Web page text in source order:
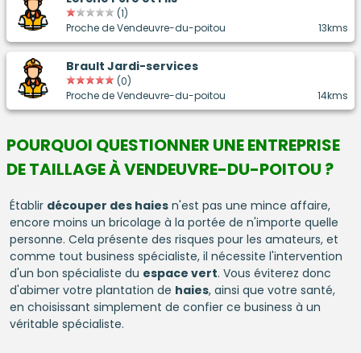
(1)
Proche de Vendeuvre-du-poitou
13kms
Brault Jardi-services
(0)
Proche de Vendeuvre-du-poitou
14kms
POURQUOI QUESTIONNER UNE ENTREPRISE
DE TAILLAGE À VENDEUVRE-DU-POITOU ?
Établir découper des haiesn'est pas une mince affaire,
encore moins un bricolage à la portée de n'importe quelle
personne. Cela présente des risques pour les amateurs, et
comme tout business spécialiste, il nécessite l'intervention
d'un bon spécialiste du espace vert. Vous éviterez donc
d'abimer votre plantation de haies, ainsi que votre santé,
en choisissant simplement de confier ce business à un
véritable spécialiste.